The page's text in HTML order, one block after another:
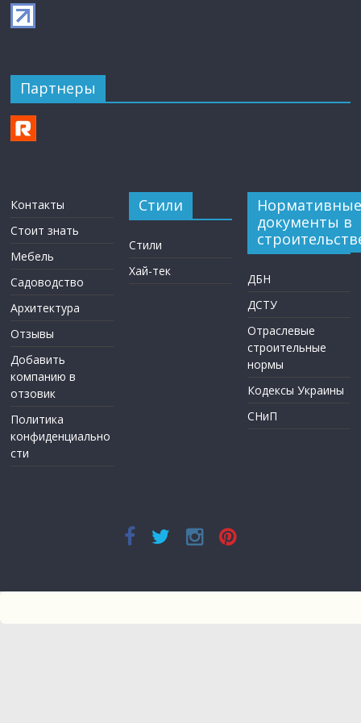
Партнеры
Контакты
Стоит знать
Мебель
Садоводство
Архитектура
Отзывы
Добавить
компанию в
отзовик
Политика
конфиденциально
сти
Стили
Стили
Хай-тек
Нормативные
документы в
ДБН
ДСТУ
Отраслевые
строительные
нормы
Кодексы Украины
СНиП